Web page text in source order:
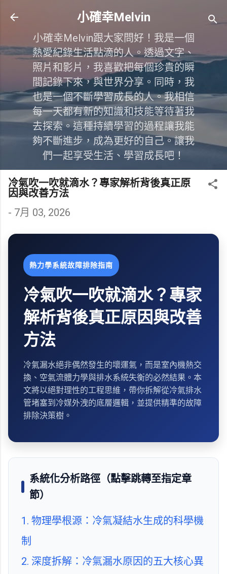
跳到主要內容
小確幸Melvin
小確幸Melvin跟大家問好！我是一個
熱愛紀錄生活點滴的人。透過文字、
照片和影片，我喜歡把每個珍貴的瞬
間記錄下來，與世界分享。同時，我
也是一個不斷學習成長的人。我相信
每一天都有新的知識和技能等待著我
去探索。這種持續學習的過程讓我能
夠不斷進步，成為更好的自己。讓我
們一起享受生活、學習成長吧！
冷氣吹一吹就滴水？專家解析背後真正原
因與改善方法
- 7月 03, 2026
熱力學系統故障排除指南
冷氣吹一吹就滴水？專家
解析背後真正原因與改善
方法
冷氣漏水絕非偶然發生的壞運氣，而是室內機熱交
換、空氣流體力學與排水系統失衡的必然結果。本
文將以絕對理性的工程思維，帶你拆解從冷氣排水
管堵塞到冷媒外洩的底層邏輯，並提供精準的故障
排除決策樹。
系統化分析路徑（點擊跳轉至指定章
節）
1. 物理學根源：冷氣凝結水生成的科學機
制
2. 深度拆解：冷氣漏水原因的五大核心異